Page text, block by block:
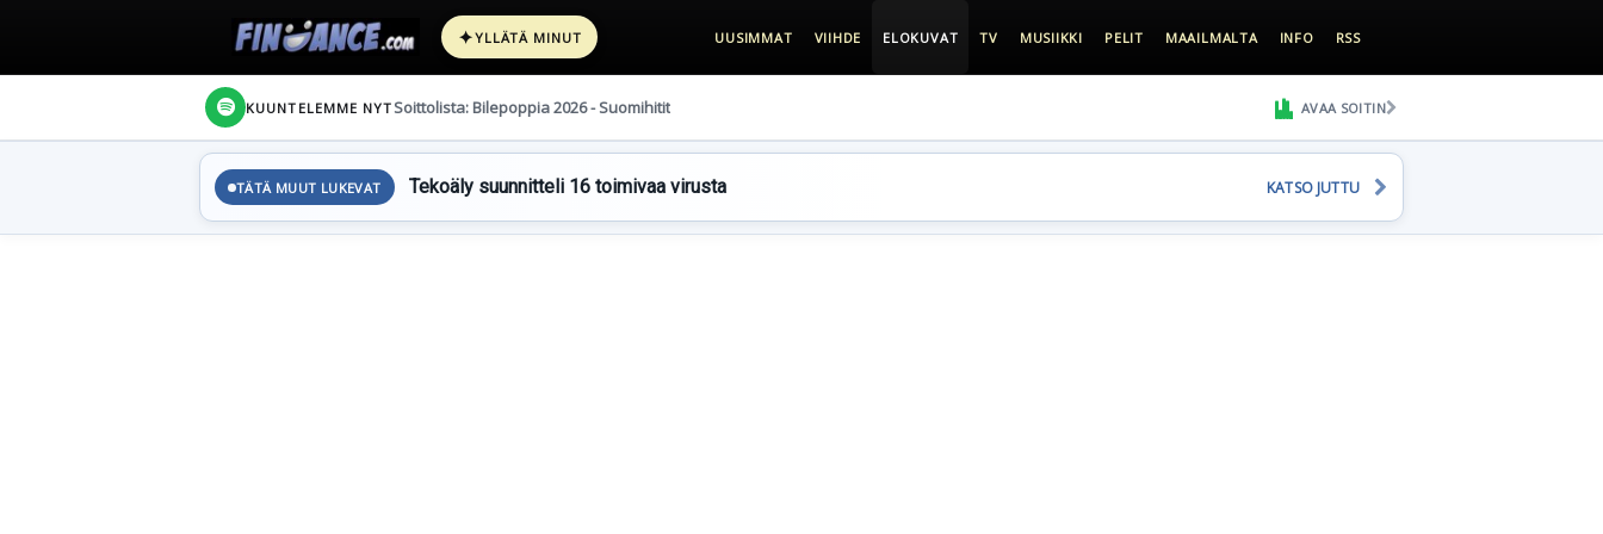
✦YLLÄTÄ MINUT UUSIMMAT VIIHDE ELOKUVAT TV MUSIIKKI PELIT MAAILMALTA INFO RSS
KUUNTELEMME NYT Soittolista: Bilepoppia 2026 - Suomihitit AVAA SOITIN
TÄTÄ MUUT LUKEVAT Tekoäly suunnitteli 16 toimivaa virusta KATSO JUTTU